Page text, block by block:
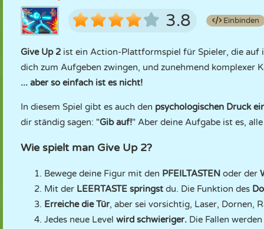
3.8 Einbinden
Give Up 2 ist ein Action-Plattformspiel für Spieler, die auf
dich zum Aufgeben zwingen, und zunehmend komplexer
... aber so einfach ist es nicht!
In diesem Spiel gibt es auch den psychologischen Druck
dir ständig sagen: "Gib auf!" Aber deine Aufgabe ist es,
Wie spielt man Give Up 2?
Bewege deine Figur mit den PFEILTASTEN oder der
Mit der LEERTASTE springst du. Die Funktion des
Erreiche die Tür, aber sei vorsichtig, Laser, Dornen,
Jedes neue Level wird schwieriger. Die Fallen